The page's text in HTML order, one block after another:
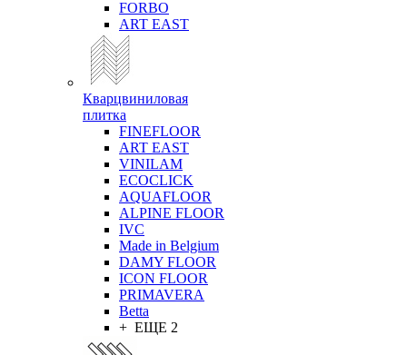
FORBO
ART EAST
Кварцвиниловая
плитка
FINEFLOOR
ART EAST
VINILAM
ECOCLICK
AQUAFLOOR
ALPINE FLOOR
IVC
Made in Belgium
DAMY FLOOR
ICON FLOOR
PRIMAVERA
Betta
+ ЕЩЕ 2